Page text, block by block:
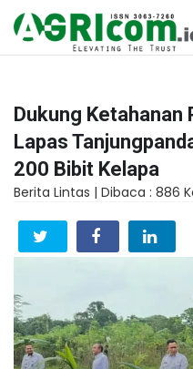
Dukung Ketahanan
Lapas
200 Bibit Kelapa
Berita Lintas | Dibaca : 886